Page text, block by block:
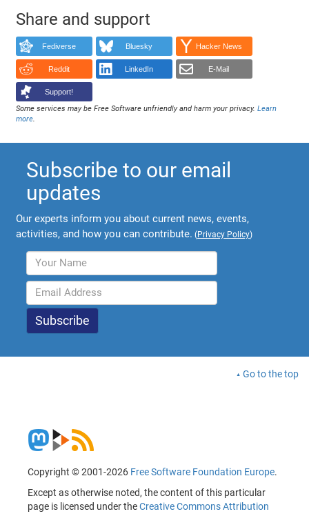
Share and support
Fediverse Bluesky Hacker News
Reddit LinkedIn E-Mail
Support!
Some services may be Free Software unfriendly and harm your privacy.Learn
more.
Subscribe to our email
updates
Our experts inform you about current news, events,
activities, and how you can contribute. (Privacy Policy)
Go to the top
Copyright © 2001-2026 Free Software Foundation Europe.
Except as otherwise noted, the content of this particular
page is licensed under theCreative Commons Attribution